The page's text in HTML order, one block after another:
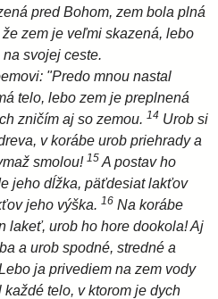
pred Bohom, zem bola plná
zem je veľmi skazená, lebo
svojej ceste.
"Predo mnou nastal
telo, lebo zem je preplnená
zničím aj so zemou. 14 Urob si
v korábe urob priehrady a
smolou! 15 A postav ho
jeho dĺžka, päťdesiat lakťov
jeho výška. 16 Na korábe
lakeť, urob ho hore dookola! Aj
a urob spodné, stredné a
ja privediem na zem vody
telo, v ktorom je dych